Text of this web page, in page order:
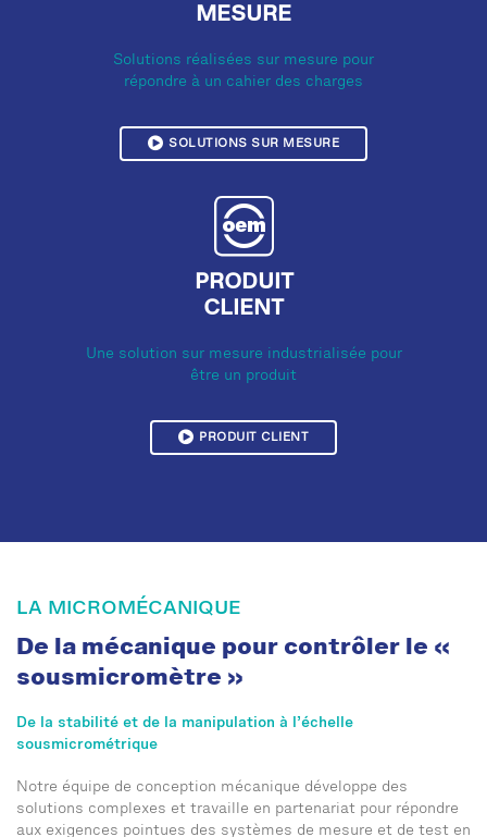
MESURE
Solutions réalisées sur mesure pour
répondre à un cahier des charges
SOLUTIONS SUR MESURE
PRODUIT
CLIENT
Une solution sur mesure industrialisée pour
être un produit
PRODUIT CLIENT
LA MICROMÉCANIQUE
De la mécanique pour contrôler le «
sousmicromètre »
De la stabilité et de la manipulation à l’échelle
sousmicrométrique
Notre équipe de conception mécanique développe des
solutions complexes et travaille en partenariat pour répondre
aux exigences pointues des systèmes de mesure et de test en